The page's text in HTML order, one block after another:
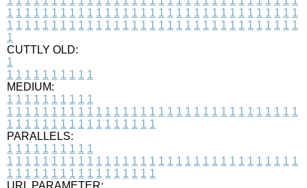
1 1 1 1 1 1 1 1 1 1 1 1 1 1 1 1 1 1 1 1 1 1 1 1 1 1 1 1 1 1 1 1 1
1 1 1 1 1 1 1 1 1 1 1 1 1 1 1 1 1 1 1 1 1 1 1 1 1 1 1 1 1 1 1 1 1
1
CUTTLY OLD:
1
1 1 1 1 1 1 1 1 1 1
MEDIUM:
1 1 1 1 1 1 1 1 1 1
1 1 1 1 1 1 1 1 1 1 1 1 1 1 1 1 1 1 1 1 1 1 1 1 1 1 1 1 1 1 1 1 1
1 1 1 1 1 1 1 1 1 1 1 1 1 1 1 1 1
PARALLELS:
1 1 1 1 1 1 1 1 1 1
1 1 1 1 1 1 1 1 1 1 1 1 1 1 1 1 1 1 1 1 1 1 1 1 1 1 1 1 1 1 1 1 1
1 1 1 1 1 1 1 1 1 1 1 1 1 1 1 1 1
URL PARAMETER: